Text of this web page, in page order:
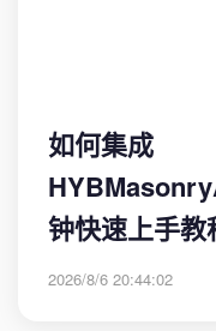
如何集成
钟快速上手教
2026/8/6 20:44:02